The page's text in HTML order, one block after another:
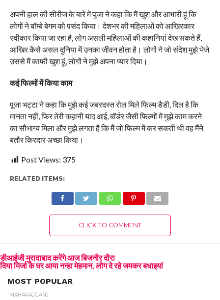
अपनी हाल की सीरीज के बारे में पूजा ने कहा कि मैं खुश और आभारी हूं कि
लोगों ने बॉम्बे बेगम को पसंद किया। देशभर की महिलाओं को आखिरकार
स्वीकार किया जा रहा है, लोग असली महिलाओं की कहानियां देख सकते हैं,
आखिर कैसे असल दुनिया में उनका जीवन होता है। लोगों ने जो संदेश मुझे भेजे
उससे मैं काफी खुश हूं, लोगों ने मुझे अपना प्यार दिया।
कई फिल्मों में किया काम
पूजा भट्टा ने कहा कि मुझे कई जबरदस्त रोल मिले फिल्म डैडी, दिल है कि
मानता नहीं, फिर तेरी कहानी याद आई, बॉर्डर जैसी फिल्मों में मुझे काम करने
का सौभाग्य मिला और मुझे लगता है कि मैं जो फिल्म में कर सकती थी वह मैंने
बतौर किरदार अच्छा किया।
Post Views: 375
RELATED ITEMS:
CLICK TO COMMENT
डीआईजी मुरादाबाद करेंगे आज बिजनौर दौरा
दिया मिर्जा के घर आया नन्हा मेहमान, लोग दे रहे जमकर बधाइयां
MOST POPULAR
MAHARAJGANJ